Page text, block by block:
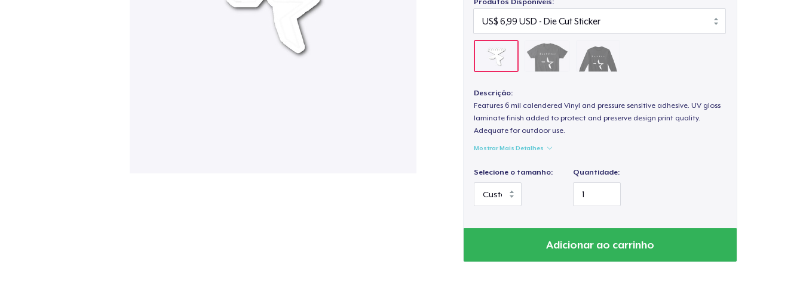
Descrição:
Features 6 mil calendered Vinyl and pressure sensitive adhesive. UV gloss
laminate finish added to protect and preserve design print quality.
Adequate for outdoor use.
Mostrar Mais Detalhes
Selecione o tamanho: Quantidade:
Adicionar ao carrinho